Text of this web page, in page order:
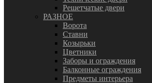
Решетчатые двери
РАЗНОЕ
Ворота
Ставни
Козырьки
Цветники
Заборы и ограждения
Балконные ограждения
Предметы интерьера